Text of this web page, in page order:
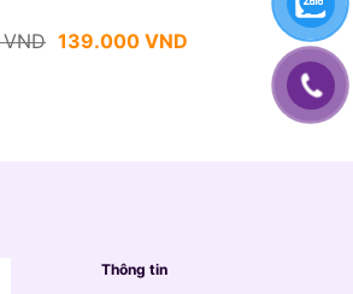
139.000 VND.
VND Giá
139.000 VNDGiá
Thông tin